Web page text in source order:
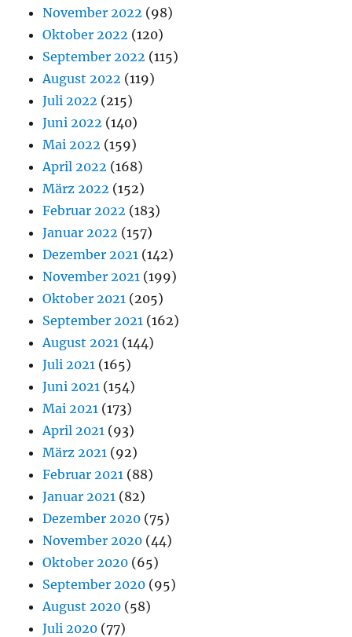
November 2022 (98)
Oktober 2022 (120)
September 2022 (115)
August 2022 (119)
Juli 2022 (215)
Juni 2022 (140)
Mai 2022 (159)
April 2022 (168)
März 2022 (152)
Februar 2022 (183)
Januar 2022 (157)
Dezember 2021 (142)
November 2021 (199)
Oktober 2021 (205)
September 2021 (162)
August 2021 (144)
Juli 2021 (165)
Juni 2021 (154)
Mai 2021 (173)
April 2021 (93)
März 2021 (92)
Februar 2021 (88)
Januar 2021 (82)
Dezember 2020 (75)
November 2020 (44)
Oktober 2020 (65)
September 2020 (95)
August 2020 (58)
Juli 2020 (77)